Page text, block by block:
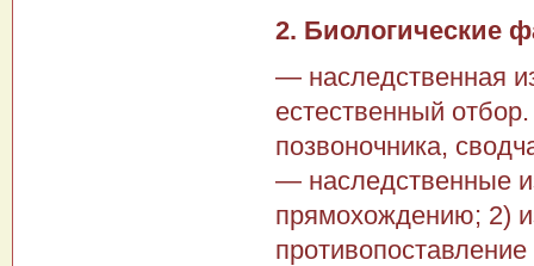
2. Биологические
— наследствен­ная
естественный
позвоночника,
— наследствен­ные
прямохождению; 2)